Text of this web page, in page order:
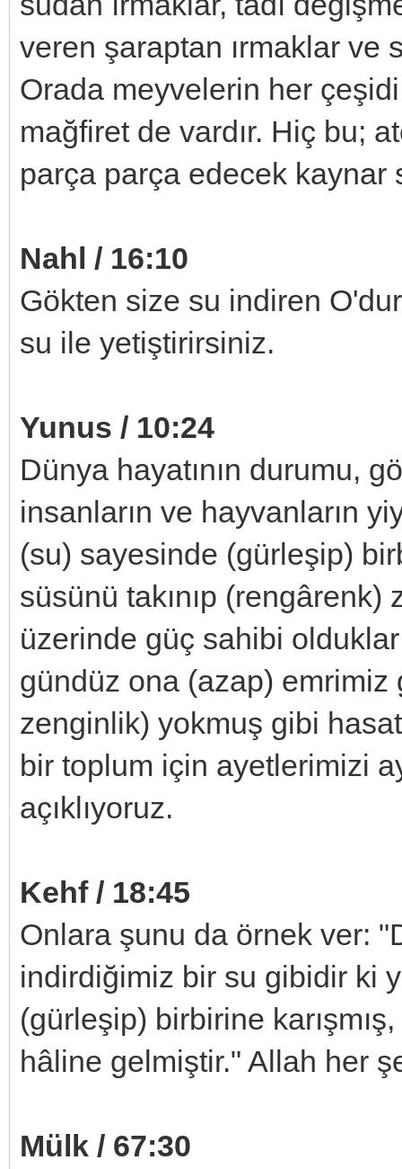
veren şaraptan ırmaklar ve
Orada meyvelerin her çeşidi
mağfiret de vardır. Hiç bu;
parça parça edecek
Nahl / 16:10
Gökten size su indiren
su ile yetiştirirsiniz.
Yunus / 10:24
Dünya hayatının durumu,
insanların ve hayvanların
(su) sayesinde (gürleşip)
süsünü takınıp
üzerinde güç sahibi
gündüz ona (azap)
zenginlik) yokmuş gibi
bir toplum için ayetlerimizi
açıklıyoruz.
Kehf / 18:45
Onlara şunu da örnek ver:
indirdiğimiz bir su gibidir ki
(gürleşip) birbirine
hâline gelmiştir." Allah her
Mülk / 67:30